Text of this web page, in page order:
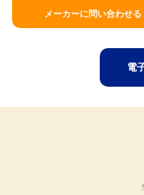
メーカーに問い合わせる
電